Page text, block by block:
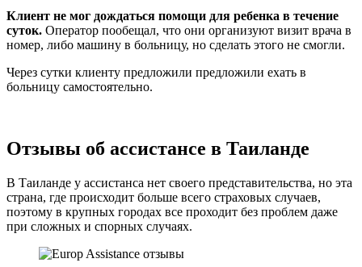
Клиент не мог дождаться помощи для ребенка в течение
суток. Оператор пообещал, что они организуют визит врача в
номер, либо машину в больницу, но сделать этого не смогли.
Через сутки клиенту предложили предложили ехать в
больницу самостоятельно.
Отзывы об ассистансе в Таиланде
В Таиланде у ассистанса нет своего представительства, но эта
страна, где происходит больше всего страховых случаев,
поэтому в крупных городах все проходит без проблем даже
при сложных и спорных случаях.